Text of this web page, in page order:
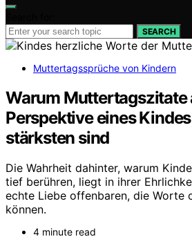
SEARCH
Muttertagssprüche von Kindern
Warum Muttertagszitate
Perspektive eines
stärksten sind
Die Wahrheit dahinter, warum
tief berühren, liegt in ihrer
echte Liebe offenbaren, die Worte
können.
4 minute read